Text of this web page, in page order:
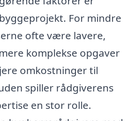
For mindre
ofte være lavere,
komplekse opgaver
omkostninger til
spiller rådgiverens
en stor rolle.